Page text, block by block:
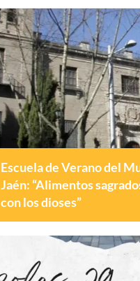
Escuela de Verano del
Jaén: “Alimentos
con los dioses”